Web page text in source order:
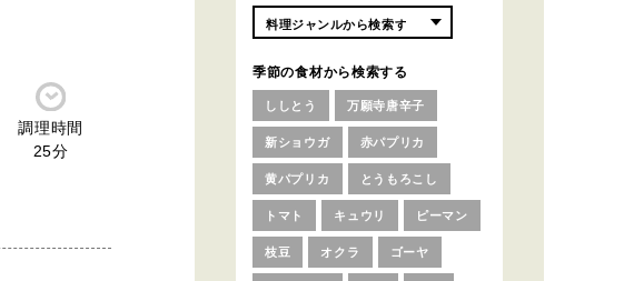
調理時間
25分
季節の食材から検索する
ししとう 万願寺唐辛子
新ショウガ 赤パプリカ
黄パプリカ とうもろこし
トマト キュウリ ピーマン
枝豆 オクラ ゴーヤ